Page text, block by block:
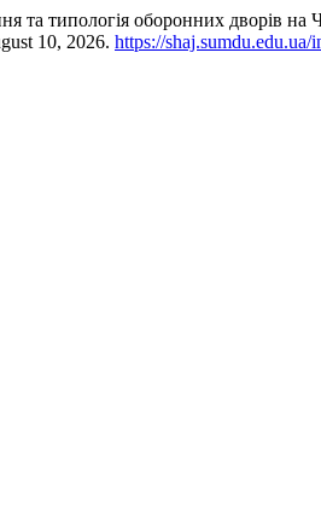
та типологія оборонних дворів на
10, 2026. https://